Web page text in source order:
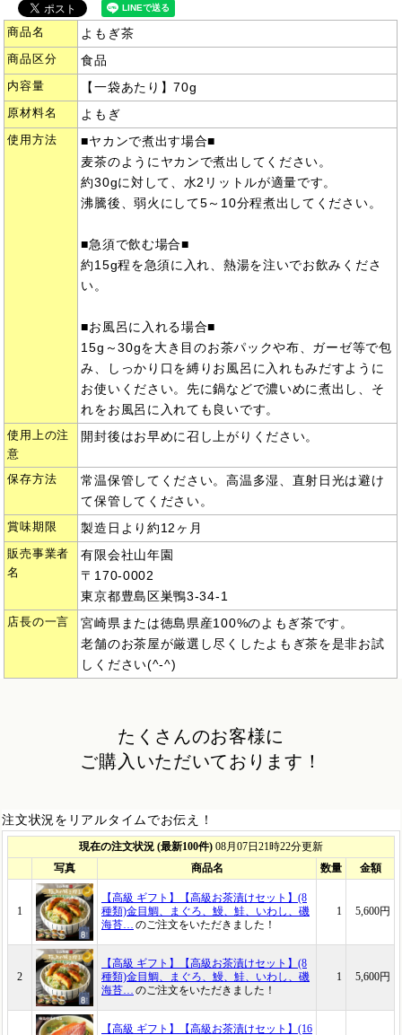
商品名 よもぎ茶
商品区分 食品
内容量 【一袋あたり】70g
原材料名 よもぎ
使用方法
■ヤカンで煮出す場合■
麦茶のようにヤカンで煮出してください。
約30gに対して、水2リットルが適量です。
沸騰後、弱火にして5～10分程煮出してください。
■急須で飲む場合■
約15g程を急須に入れ、熱湯を注いでお飲みくださ
い。
■お風呂に入れる場合■
15g～30gを大き目のお茶パックや布、ガーゼ等で包
み、しっかり口を縛りお風呂に入れもみだすように
お使いください。先に鍋などで濃いめに煮出し、そ
れをお風呂に入れても良いです。
使用上の注
意
開封後はお早めに召し上がりください。
保存方法
常温保管してください。高温多湿、直射日光は避け
て保管してください。
賞味期限 製造日より約12ヶ月
販売事業者
名
有限会社山年園
〒170-0002
東京都豊島区巣鴨3-34-1
店長の一言
宮崎県または徳島県産100%のよもぎ茶です。
老舗のお茶屋が厳選し尽くしたよもぎ茶を是非お試
しください(^-^)
たくさんのお客様に
ご購入いただいております！
注文状況をリアルタイムでお伝え！